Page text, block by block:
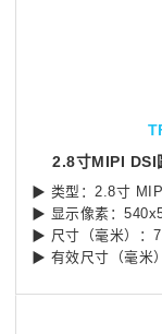
2.8寸MIPI DSI
▶ 类型：2.8寸
▶ 显示像素：
▶ 尺寸（毫米）：
▶ 有效尺寸（毫米